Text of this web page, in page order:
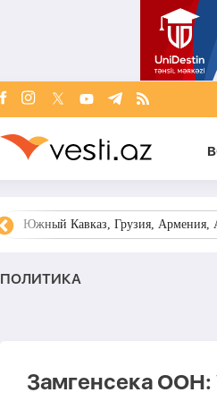
Южный Кавказ, Грузия, Армения,
ПОЛИТИКА
Замгенсека ООН: